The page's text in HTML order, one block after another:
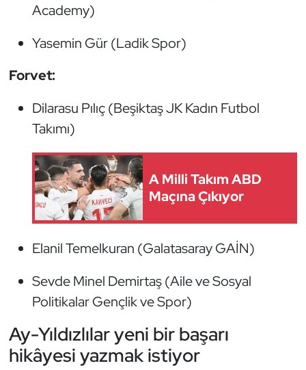
Academy)
Yasemin Gür (Ladik Spor)
Forvet:
Dilarasu Pılıç (Beşiktaş JK Kadın Futbol
Takımı)
A Milli Takım ABD
Maçına Çıkıyor
Elanil Temelkuran (Galatasaray GAİN)
Sevde Minel Demirtaş (Aile ve Sosyal
Politikalar Gençlik ve Spor)
Ay-Yıldızlılar yeni bir başarı
hikâyesi yazmak istiyor